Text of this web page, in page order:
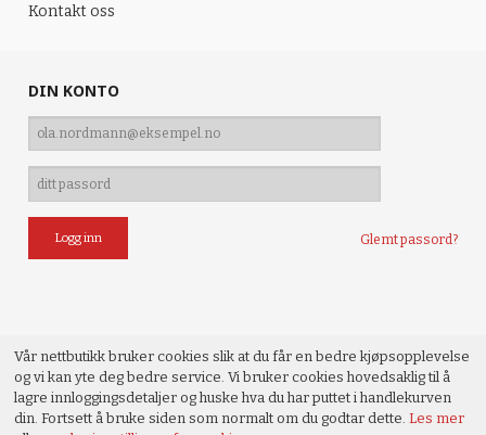
Kontakt oss
DIN KONTO
Glemt passord?
Vår nettbutikk bruker cookies slik at du får en bedre kjøpsopplevelse
og vi kan yte deg bedre service. Vi bruker cookies hovedsaklig til å
lagre innloggingsdetaljer og huske hva du har puttet i handlekurven
din. Fortsett å bruke siden som normalt om du godtar dette.Les mer